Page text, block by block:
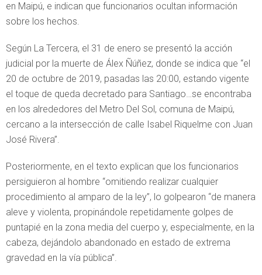
en Maipú, e indican que funcionarios ocultan información
sobre los hechos.
Según La Tercera, el 31 de enero se presentó la acción
judicial por la muerte de Álex Ñúñez, donde se indica que “el
20 de octubre de 2019, pasadas las 20:00, estando vigente
el toque de queda decretado para Santiago…se encontraba
en los alrededores del Metro Del Sol, comuna de Maipú,
cercano a la intersección de calle Isabel Riquelme con Juan
José Rivera”.
Posteriormente, en el texto explican que los funcionarios
persiguieron al hombre “omitiendo realizar cualquier
procedimiento al amparo de la ley”, lo golpearon “de manera
aleve y violenta, propinándole repetidamente golpes de
puntapié en la zona media del cuerpo y, especialmente, en la
cabeza, dejándolo abandonado en estado de extrema
gravedad en la vía pública”.